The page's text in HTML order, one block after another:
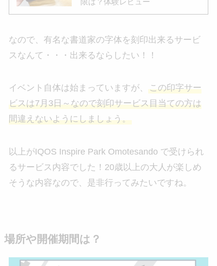
なので、有名な書道家の字体を刻印出来るサービ
スなんて・・・出来るならしたい！！
イベント自体は始まっていますが、 この印字サー
ビスは7月3日～なので刻印サービス目当ての方は
間違えないようにしましょう。
以上がIQOS Inspire Park Omotesando で受けられ
るサービス内容でした！20歳以上の大人が楽しめ
そうな内容なので、是非行ってみたいですね。
場所や開催期間は？